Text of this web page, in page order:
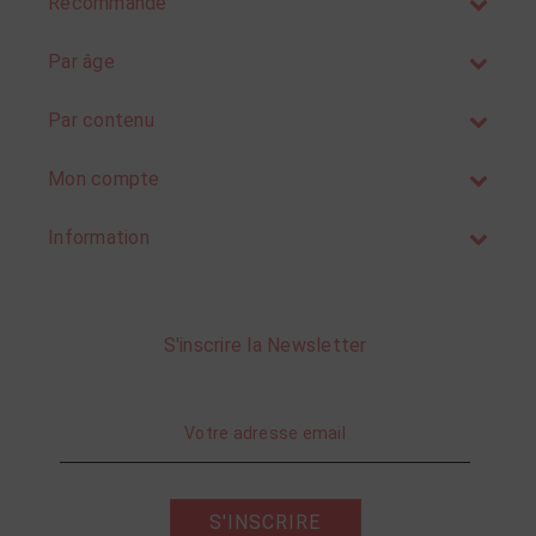
Par âge
Par contenu
Mon compte
Information
S'inscrire la Newsletter
S'INSCRIRE